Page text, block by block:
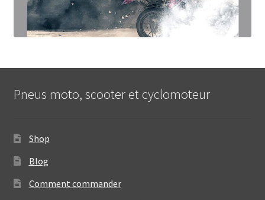
Pneus moto, scooter et cyclomoteur
Shop
Blog
Comment commander